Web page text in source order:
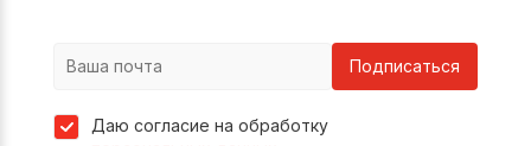
Подписаться
Даю согласие на обработку